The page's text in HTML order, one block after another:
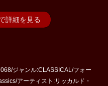
詳細を見る
ジャンル:CLASSICAL/フォー
アーティスト:リッカルド・